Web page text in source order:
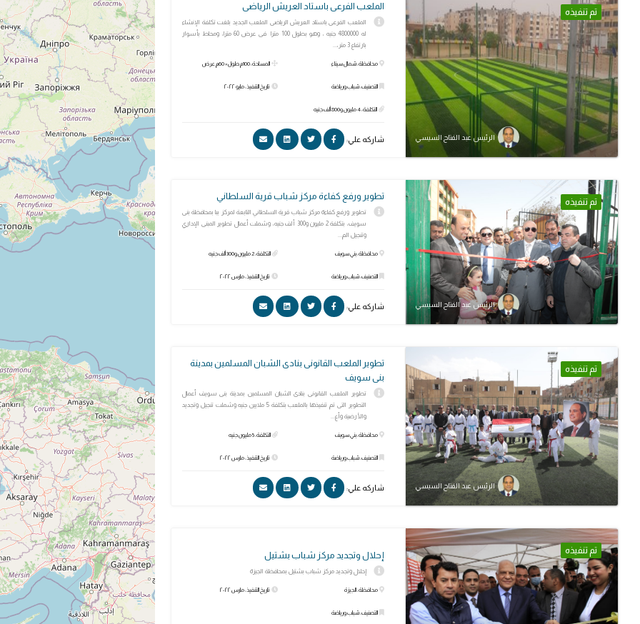
تم تنفيذه
الرئيس عبد الفتاح السيسي
الملعب الفرعى باستاد العريش الرياضى
الملعب الفرعى باستاد العريش الرياضى الملعب الجديد بلغت تكلفة الإنشاء
له 4800000 جنيه ، وهو بطول 100 مترا فى عرض 60 مترا، ومحاط بأسوار
بارتفاع 3 متر،...
محافظة: شمال سيناء
التصنيف: شباب ورياضة
التكلفة: 4 مليون و800 ألف جنيه
المساحة: 100م طول × 60م عرض
تاريخ التنفيذ: مايو ٢٠٢٢
شاركه علي:
تم تنفيذه
الرئيس عبد الفتاح السيسي
تطوير ورفع كفاءة مركز شباب قرية السلطاني
تطوير ورفع كفاءة مركز شباب قرية السلطاني التابعة لمركز ببا بمحافظة بنى
سويف، بتكلفة 2 مليون و300 ألف جنيه، وشملت أعمال تطوير المبنى الإداري
وتنجيل الم...
محافظة: بني سويف
التصنيف: شباب ورياضة
التكلفة: 2 مليون و300 ألف جنيه
تاريخ التنفيذ: مارس ٢٠٢٢
شاركه علي:
تم تنفيذه
الرئيس عبد الفتاح السيسي
تطوير الملعب القانونى بنادى الشبان المسلمين بمدينة
بنى سويف
تطوير الملعب القانونى بنادى الشبان المسلمين بمدينة بنى سويف أعمال
التطوير التى تم تنفيذها بالملعب بتكلفة 5 ملايين جنيه وشملت تنجيل وتجديد
والأرضية وأع...
محافظة: بني سويف
التصنيف: شباب ورياضة
التكلفة: 5 مليون جنيه
تاريخ التنفيذ: مارس ٢٠٢٢
شاركه علي:
تم تنفيذه إحلال وتجديد مركز شباب بشتيل
إحلال وتجديد مركز شباب بشتيل بمحافظة الجيزة
محافظة: الجيزة
التصنيف: شباب ورياضة
تاريخ التنفيذ: مارس ٢٠٢٢